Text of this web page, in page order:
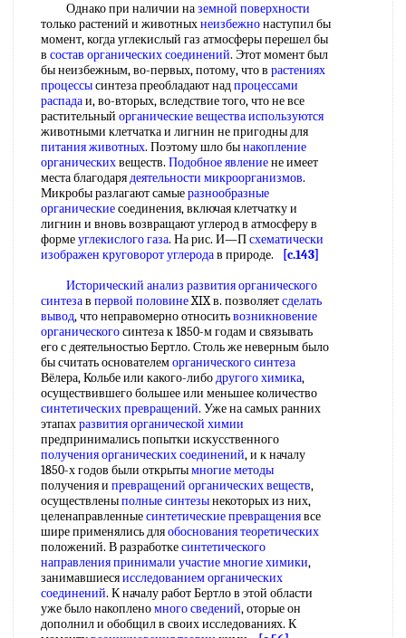
Однако при наличии наземной поверхности
только растений и животныхнеизбежнонаступил бы
момент, когда углекислый газ атмосферы перешел бы
в состав органических соединений. Этот момент был
бы неизбежным, во-первых, потому, что в растениях
процессысинтеза преобладают надпроцессами
распадаи, во-вторых, вследствие того, что не все
растительный органические вещества используются
животными клетчатка и лигнин не пригодны для
питания животных. Поэтому шло бынакопление
органическихвеществ. Подобное явлениене имеет
места благодарядеятельности микроорганизмов.
Микробы разлагают самыеразнообразные
органическиесоединения, включая клетчатку и
лигнин и вновь возвращают углерод в атмосферу в
формеуглекислого газа. На рис. И—Псхематически
изображен круговорот углеродав природе.
[c.143]
Исторический анализ развитияорганического
синтезав первой половинеXIX в. позволяетсделать
вывод, что неправомерно относитьвозникновение
органическогосинтеза к 1850-м годам и связывать
его с деятельностью Бертло. Столь же неверным было
бы считать основателеморганического синтеза
Вёлера, Кольбе или какого-либодругого химика,
осуществившего большее или меньшее количество
синтетических превращений. Уже на самых ранних
этапахразвития органической химии
предпринимались попытки искусственного
получения органических соединений, и к началу
1850-х годов были открытымногие методы
получения и превращений органических веществ,
осуществленыполные синтезынекоторых из них,
целенаправленныесинтетические превращениявсе
шире применялись дляобоснования теоретических
положений. В разработкесинтетического
направленияпринимали участиемногие химики,
занимавшиесяисследованием органических
соединений. К началу работ Бертло в этой области
уже было накопленомного сведений, оторые он
дополнил и обобщил в своих исследованиях. К